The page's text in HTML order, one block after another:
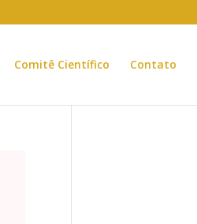
Comitê Científico Contato